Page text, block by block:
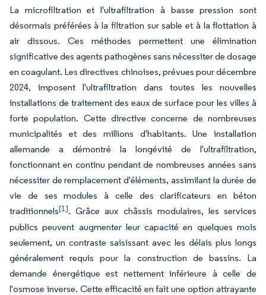
La microfiltration et l'ultrafiltration à basse pression sont
désormais préférées à la filtration sur sable et à la flottation à
air dissous. Ces méthodes permettent une élimination
significative des agents pathogènes sans nécessiter de dosage
en coagulant. Les directives chinoises, prévues pour décembre
2024, imposent l'ultrafiltration dans toutes les nouvelles
installations de traitement des eaux de surface pour les villes à
forte population. Cette directive concerne de nombreuses
municipalités et des millions d'habitants. Une installation
allemande a démontré la longévité de l'ultrafiltration,
fonctionnant en continu pendant de nombreuses années sans
nécessiter de remplacement d'éléments, assimilant la durée de
vie de ses modules à celle des clarificateurs en béton
traditionnels[1]. Grâce aux châssis modulaires, les services
publics peuvent augmenter leur capacité en quelques mois
seulement, un contraste saisissant avec les délais plus longs
généralement requis pour la construction de bassins. La
demande énergétique est nettement inférieure à celle de
l'osmose inverse. Cette efficacité en fait une option attrayante